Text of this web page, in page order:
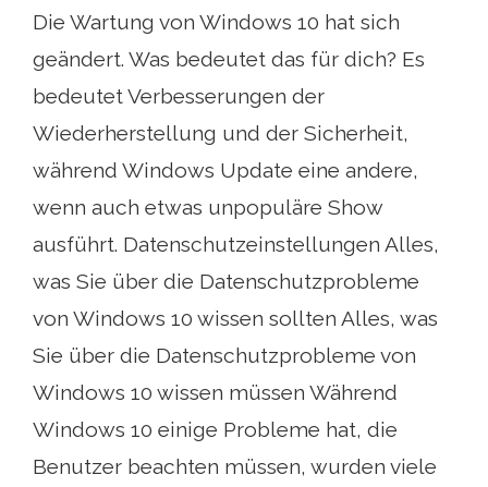
Die Wartung von Windows 10 hat sich
geändert. Was bedeutet das für dich? Es
bedeutet Verbesserungen der
Wiederherstellung und der Sicherheit,
während Windows Update eine andere,
wenn auch etwas unpopuläre Show
ausführt. Datenschutzeinstellungen Alles,
was Sie über die Datenschutzprobleme
von Windows 10 wissen sollten Alles, was
Sie über die Datenschutzprobleme von
Windows 10 wissen müssen Während
Windows 10 einige Probleme hat, die
Benutzer beachten müssen, wurden viele